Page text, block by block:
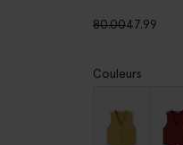
80.0047.99
Couleurs